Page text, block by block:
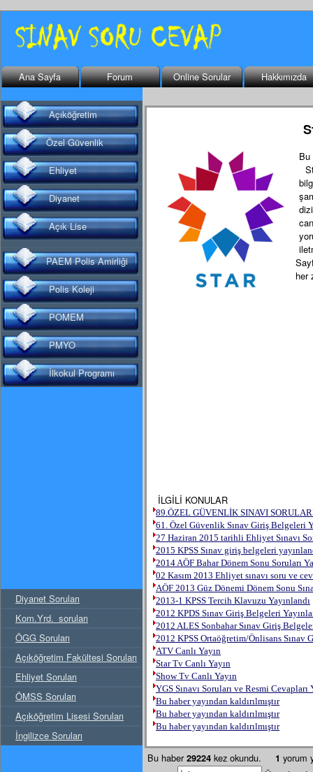
Ana Sayfa Forum Online Sorular Hakkımızda
Açıköğretim
Özel Güvenlik
Ehliyet
Diyanet
Açık Lise
PAEM Polis Amirliği
Polis Koleji
POMEM
PMYO
İlkokul Programı
Diyanet Soruları
Kom.Yrd._soruları
ÖGG Soruları
Açıköğretim Fakültesi Soruları
Ehliyet Soruları
ÖMSS Soruları
Açıköğretim Lisesi Soruları
İngilizce Soruları
Bu
her
İLGİLİ KONULAR
89.ÖZEL GÜVENLİK SINAVI
61. Özel Güvenlik Sınav Giriş Belgeleri
27 Haziran 2015 tarihli Ehliyet Sınavı
2015 KPSS Sınav giriş belgeleri
2014 AÖF Bahar Dönem Sonu Soruları
02 Kasım 2013 Ehliyet sınavı soru ve
AÖF 2013 Güz Dönemi Dönem Sonu
2013-1 KPSS Tercih Klavuzu Yayınlandı
2012 KPDS Sınav Giriş Belgeleri
2012 ALES Sonbahar Sınav Giriş
2012 KPSS Ortaöğretim/Önlisans Sınav
ATV Canlı Yayın
Star Tv Canlı Yayın
Show Tv Canlı Yayın
YGS Sınavı Soruları ve Resmi Cevapları
Bu haber yayından kaldırılmıştır
Bu haber yayından kaldırılmıştır
Bu haber yayından kaldırılmıştır
Bu haber 29224 kez okundu. 1 yorum